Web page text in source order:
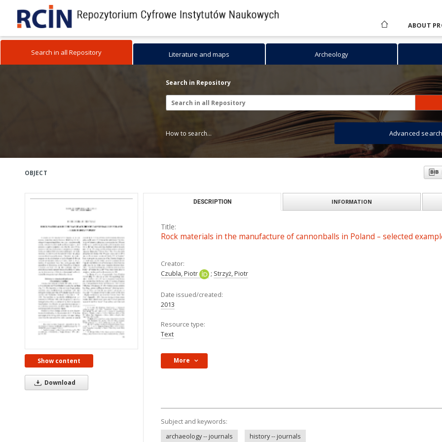
ABOUT
Search in all Repository Literature and maps Archeology
Search in Repository
How to search... Advanced
OBJECT
Show content
Download
DESCRIPTION INFORMATION
Title:
Rock materials in the manufacture of cannonballs in Poland – selected
Creator:
Czubla, Piotr
; Strzyż, Piotr
Date issued/created:
2013
Resource type:
Text
More
Subject and keywords:
archaeology -- journals
history -- journals